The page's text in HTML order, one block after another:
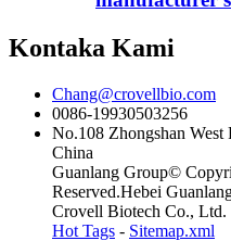
Kontaka Kami
Chang@crovellbio.com
0086-19930503256
No.108 Zhongshan
China
Guanlang Group©
Reserved.Hebei
Crovell Biotech Co., Ltd.
Hot Tags - Sitemap.xml